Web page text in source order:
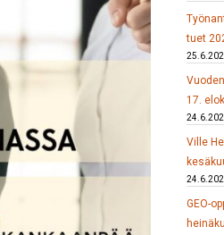
tuet
17.
Ville
GEO-